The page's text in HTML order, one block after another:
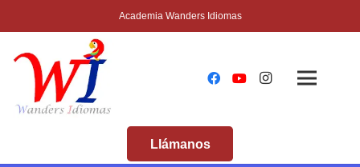
Academia Wanders Idiomas
Llámanos